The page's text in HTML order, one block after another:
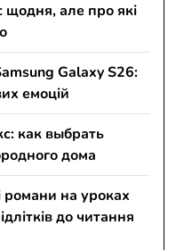
щодня, але про які
Galaxy S26:
емоцій
как выбрать
дома
романи на уроках
до читання